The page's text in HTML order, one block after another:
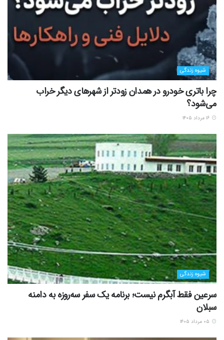
شیوه زندگی
چرا باتری خودرو در همدان زودتر از شهرهای دیگر خراب
می‌شود؟
شیوه زندگی
سرعین فقط آبگرم نیست؛ برنامه یک سفر سه‌روزه به دامنه
سبلان